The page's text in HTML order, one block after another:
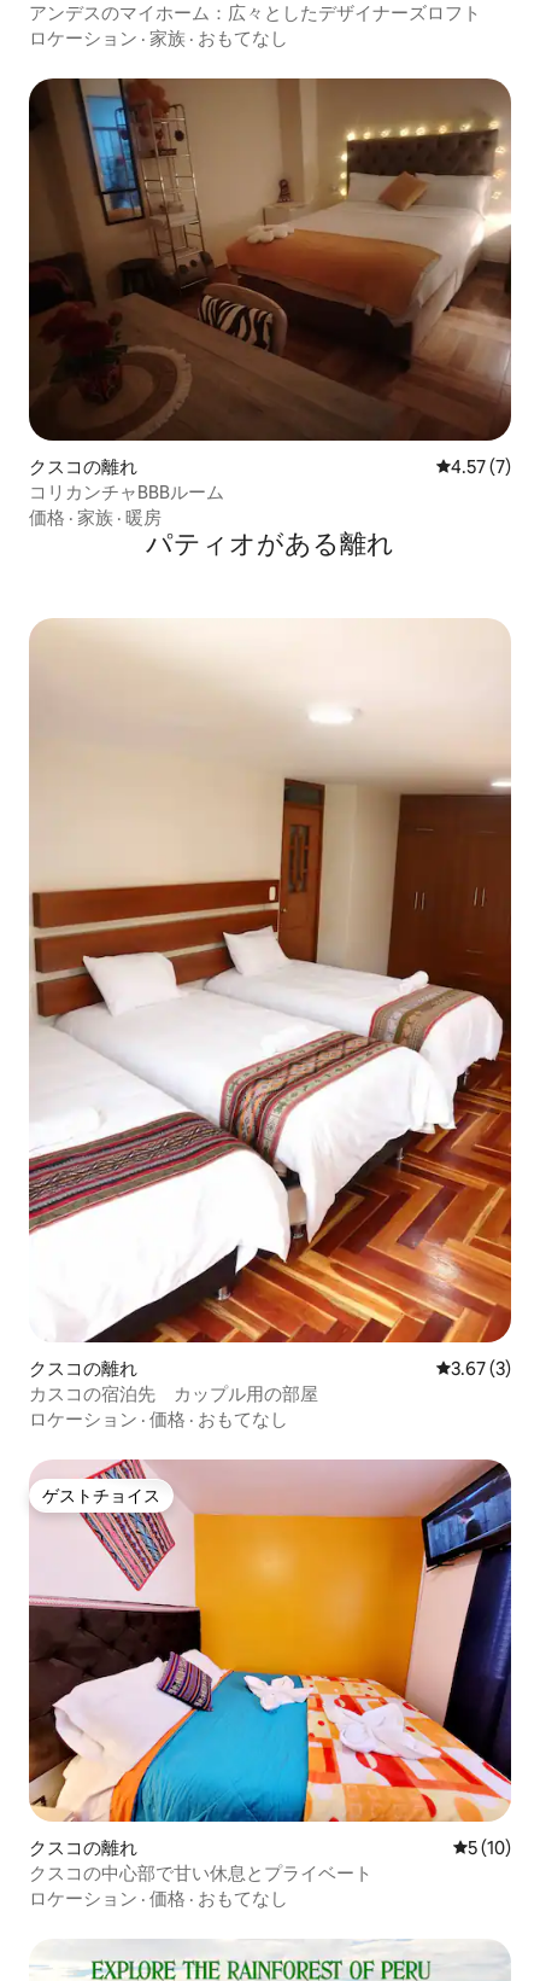
アンデスのマイホーム：広々としたデザイナーズロフト
ロケーション · 家族 · おもてなし
クスコの離れ レビュー7
4.57 (7)
コリカンチャBBBルーム
価格 · 家族 · 暖房
パティオがある離れ
クスコの離れ レビュー3
3.67 (3)
カスコの宿泊先 カップル用の部屋
ロケーション · 価格 · おもてなし
ゲストチョイス
ゲストチョイス
クスコの離れ レビュー
5 (10)
クスコの中心部で甘い休息とプライベート
ロケーション · 価格 · おもてなし